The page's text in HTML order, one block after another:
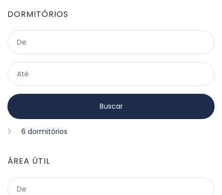
DORMITÓRIOS
6 dormitórios
ÁREA ÚTIL